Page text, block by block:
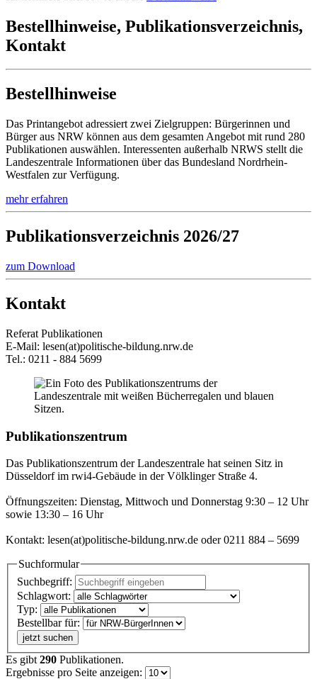
Bestellhinweise, Publikationsverzeichnis,
Kontakt
Bestellhinweise
Das Printangebot adressiert zwei Zielgruppen: Bürgerinnen und
Bürger aus NRW können aus dem gesamten Angebot mit rund 280
Publikationen auswählen. Interessenten außerhalb NRWS stellt die
Landeszentrale Informationen über das Bundesland Nordrhein-
Westfalen zur Verfügung.
mehr erfahren
Publikations­verzeichnis 2026/27
zum Download
Kontakt
Referat Publikationen
E-Mail: lesen(at)politische-bildung.nrw.de
Tel.: 0211 - 884 5699
Publikationszentrum
Das Publikationszentrum der Landeszentrale hat seinen Sitz in
Düsseldorf im rwi4-Gebäude in der Völklinger Straße 4.
Öffnungszeiten: Dienstag, Mittwoch und Donnerstag 9:30 – 12 Uhr
sowie 13:30 – 16 Uhr
Kontakt: lesen(at)politische-bildung.nrw.de oder 0211 884 – 5699
Suchformular
Suchbegriff:
Schlagwort:
Typ:
Bestellbar für:
jetzt suchen
Es gibt 290 Publikationen.
Ergebnisse pro Seite anzeigen: